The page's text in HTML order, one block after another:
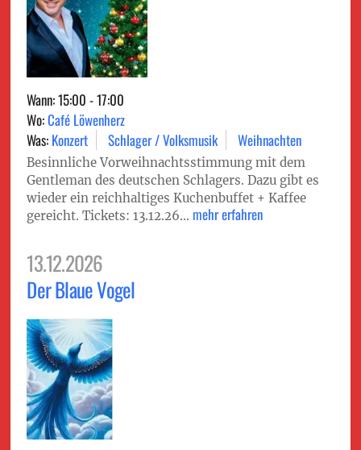
Wann: 15:00 - 17:00
Wo:Café Löwenherz
Was: Konzert Schlager / Volksmusik Weihnachten
Besinnliche Vorweihnachtsstimmung mit dem
Gentleman des deutschen Schlagers. Dazu gibt es
wieder ein reichhaltiges Kuchenbuffet + Kaffee
gereicht. Tickets: 13.12.26... mehr erfahren
13.12.2026
Der Blaue Vogel